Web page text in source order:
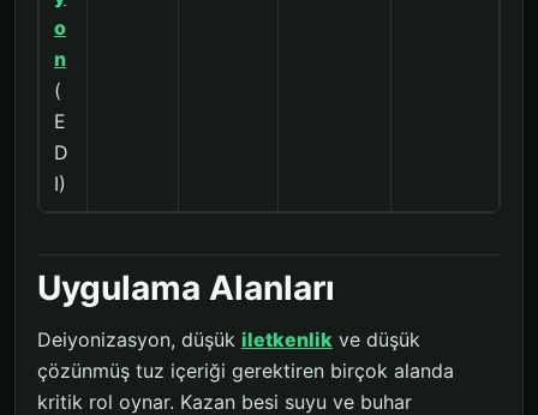
o
n
(
E
D
I)
Uygulama Alanları
Deiyonizasyon, düşük iletkenlik ve düşük
çözünmüş tuz içeriği gerektiren birçok alanda
kritik rol oynar. Kazan besi suyu ve buhar